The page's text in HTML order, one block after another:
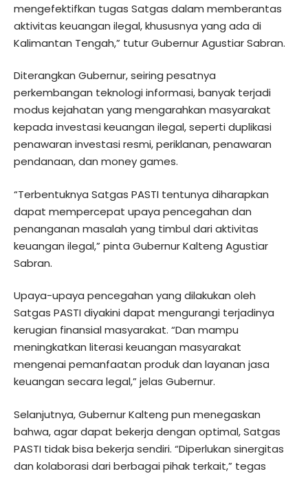
mengefektifkan tugas Satgas dalam memberantas
aktivitas keuangan ilegal, khususnya yang ada di
Kalimantan Tengah,” tutur Gubernur Agustiar Sabran.
Diterangkan Gubernur, seiring pesatnya
perkembangan teknologi informasi, banyak terjadi
modus kejahatan yang mengarahkan masyarakat
kepada investasi keuangan ilegal, seperti duplikasi
penawaran investasi resmi, periklanan, penawaran
pendanaan, dan money games.
“Terbentuknya Satgas PASTI tentunya diharapkan
dapat mempercepat upaya pencegahan dan
penanganan masalah yang timbul dari aktivitas
keuangan ilegal,” pinta Gubernur Kalteng Agustiar
Sabran.
Upaya-upaya pencegahan yang dilakukan oleh
Satgas PASTI diyakini dapat mengurangi terjadinya
kerugian finansial masyarakat. “Dan mampu
meningkatkan literasi keuangan masyarakat
mengenai pemanfaatan produk dan layanan jasa
keuangan secara legal,” jelas Gubernur.
Selanjutnya, Gubernur Kalteng pun menegaskan
bahwa, agar dapat bekerja dengan optimal, Satgas
PASTI tidak bisa bekerja sendiri. “Diperlukan sinergitas
dan kolaborasi dari berbagai pihak terkait,” tegas